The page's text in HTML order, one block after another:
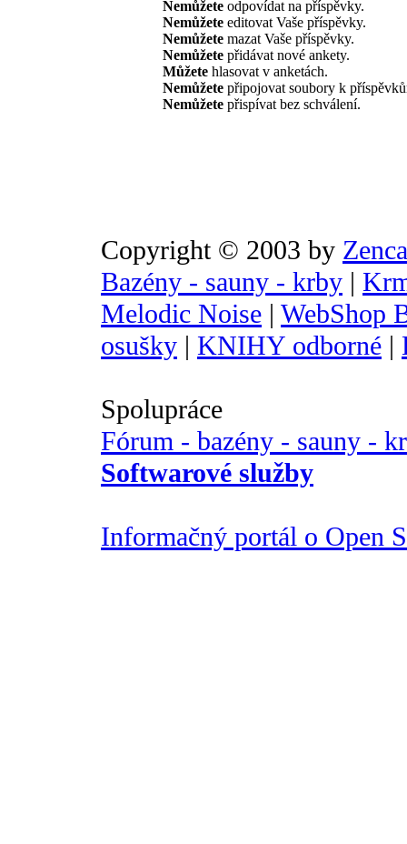
Nemůžete odpovídat na příspěvky.
Nemůžete editovat Vaše příspěvky.
Nemůžete mazat Vaše příspěvky.
Nemůžete přidávat nové ankety.
Můžete hlasovat v anketách.
Nemůžete připojovat soubory k
Nemůžete přispívat bez schválení.
Copyright © 2003 by
Bazény - sauny - krby |
Melodic Noise | WebShop
osušky | KNIHY odborné |
Spolupráce
Fórum - bazény - sauny -
Softwarové služby
Informačný portál o Open